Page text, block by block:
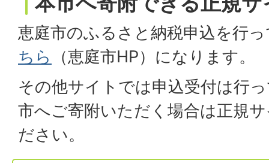
恵庭市のふるさと納税申込を行
ちら
（恵庭市HP）になります。
その他サイトでは申込受付は行
市へご寄附いただく場合は正規
ださい。